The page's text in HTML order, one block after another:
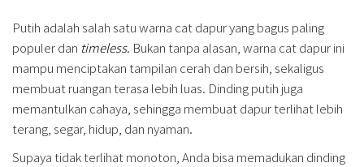
Putih adalah salah satu warna cat dapur yang bagus paling
populer dan timeless. Bukan tanpa alasan, warna cat dapur ini
mampu menciptakan tampilan cerah dan bersih, sekaligus
membuat ruangan terasa lebih luas. Dinding putih juga
memantulkan cahaya, sehingga membuat dapur terlihat lebih
terang, segar, hidup, dan nyaman.
Supaya tidak terlihat monoton, Anda bisa memadukan dinding